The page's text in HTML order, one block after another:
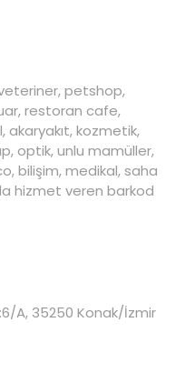
petshop,
restoran cafe,
akaryakıt, kozmetik,
optik, unlu mamüller,
bilişim, medikal, saha
hizmet veren barkod
A, 35250 Konak/İzmir